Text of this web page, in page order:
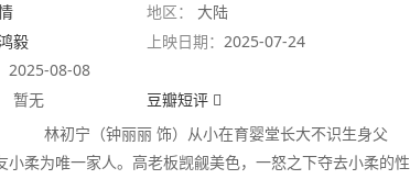
地区：
大陆
毅 上映日期： 2025-07-24
2025-08-08
暂无
豆瓣短评
林初宁（钟丽丽 饰）从小在育婴堂长大不识生身父
小柔为唯一家人。高老板觊觎美色，一怒之下夺去小柔的性